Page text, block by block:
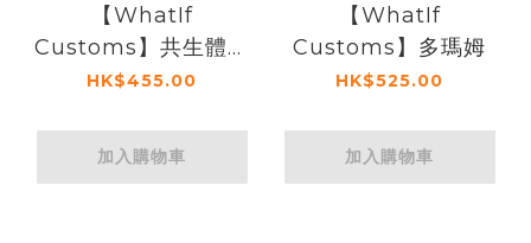
【WhatIf
Customs】共生體蜘
蛛俠
HK$455.00
加入購物車
【WhatIf
Customs】多瑪姆
HK$525.00
加入購物車